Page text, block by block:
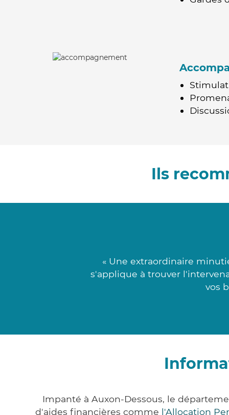
Ils
« Une extraordinaire
s'applique à trouver
vos
Impanté à Auxon-Dessous, le
d'aides financières comme l'Allocation